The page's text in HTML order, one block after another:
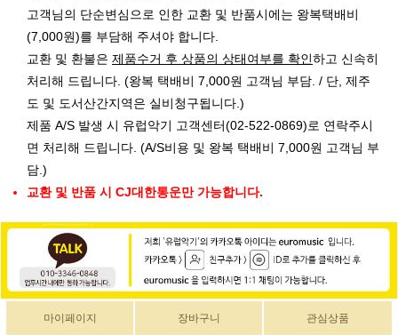
고객님의 단순변심으로 인한 교환 및 반품시에는 왕복택배비
(7,000원)를 부담해 주셔야 합니다.
교환 및 환불은 제품수거 후 상품의 상태여부를 확인하고 신속히
처리해 드립니다. (왕복 택배비 7,000원 고객님 부담. / 단, 제주
도 및 도서산간지역은 실비청구됩니다.)
제품 A/S 발생 시 유럽악기 고객센터(02-522-0869)로 연락주시
면 처리해 드립니다. (A/S비용 및 왕복 택배비 7,000원 고객님 부
담.)
교환 및 반품 시 CJ대한통운만 가능합니다.
마이페이지 장바구니 관심상품